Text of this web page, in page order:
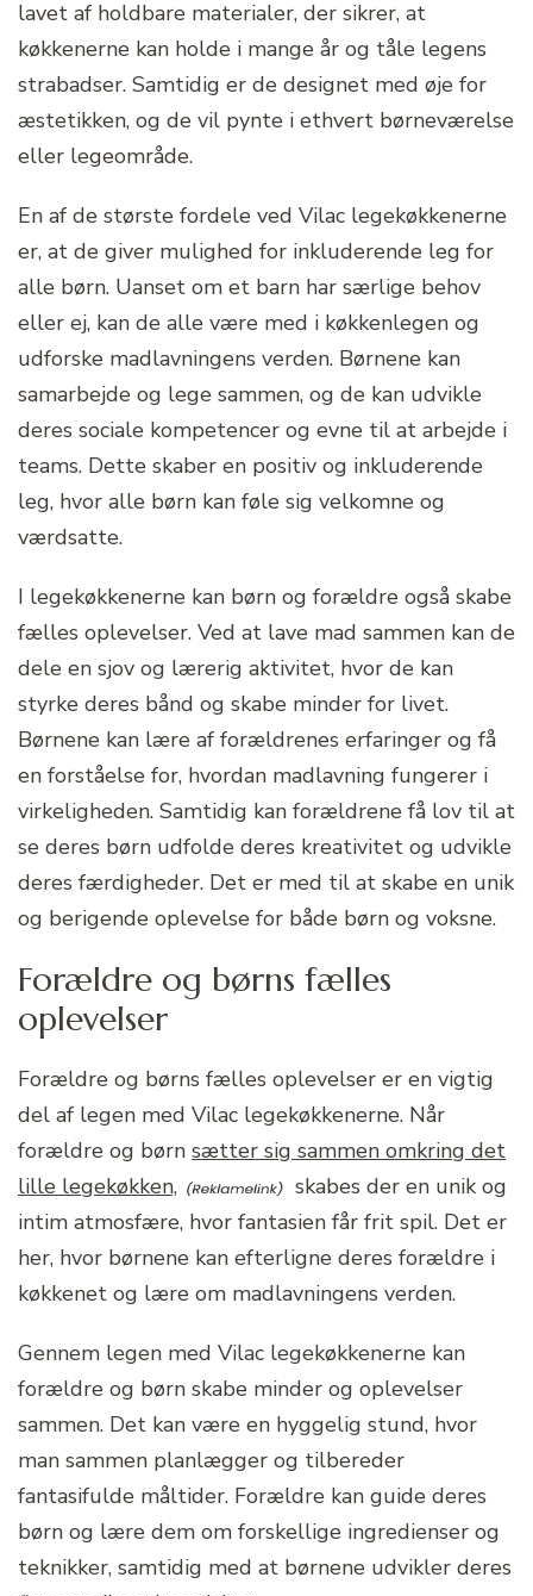
lavet af holdbare materialer, der sikrer, at
køkkenerne kan holde i mange år og tåle legens
strabadser. Samtidig er de designet med øje for
æstetikken, og de vil pynte i ethvert børneværelse
eller legeområde.
En af de største fordele ved Vilac legekøkkenerne
er, at de giver mulighed for inkluderende leg for
alle børn. Uanset om et barn har særlige behov
eller ej, kan de alle være med i køkkenlegen og
udforske madlavningens verden. Børnene kan
samarbejde og lege sammen, og de kan udvikle
deres sociale kompetencer og evne til at arbejde i
teams. Dette skaber en positiv og inkluderende
leg, hvor alle børn kan føle sig velkomne og
værdsatte.
I legekøkkenerne kan børn og forældre også skabe
fælles oplevelser. Ved at lave mad sammen kan de
dele en sjov og lærerig aktivitet, hvor de kan
styrke deres bånd og skabe minder for livet.
Børnene kan lære af forældrenes erfaringer og få
en forståelse for, hvordan madlavning fungerer i
virkeligheden. Samtidig kan forældrene få lov til at
se deres børn udfolde deres kreativitet og udvikle
deres færdigheder. Det er med til at skabe en unik
og berigende oplevelse for både børn og voksne.
Forældre og børns fælles
oplevelser
Forældre og børns fælles oplevelser er en vigtig
del af legen med Vilac legekøkkenerne. Når
forældre og børn sætter sig sammen omkring det
lille legekøkken,
skabes der en unik og
intim atmosfære, hvor fantasien får frit spil. Det er
her, hvor børnene kan efterligne deres forældre i
køkkenet og lære om madlavningens verden.
Gennem legen med Vilac legekøkkenerne kan
forældre og børn skabe minder og oplevelser
sammen. Det kan være en hyggelig stund, hvor
man sammen planlægger og tilbereder
fantasifulde måltider. Forældre kan guide deres
børn og lære dem om forskellige ingredienser og
teknikker, samtidig med at børnene udvikler deres